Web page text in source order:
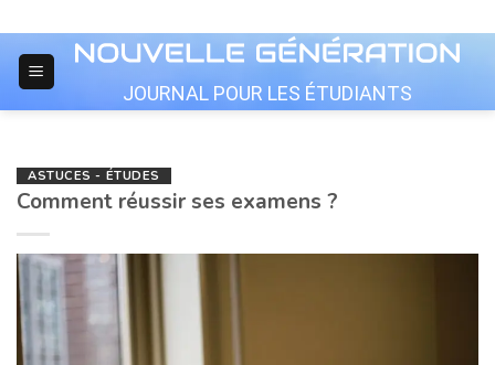
to
content
JOURNAL POUR LES ÉTUDIANTS
ASTUCES - ÉTUDES
Comment réussir ses examens ?